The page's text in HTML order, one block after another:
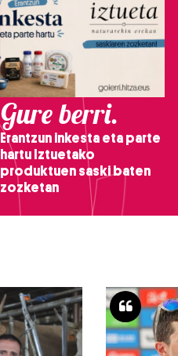
Gure berri.
Erantzun inkesta eta parte
hartu Iztuetako
produktuen saski baten
zozketan